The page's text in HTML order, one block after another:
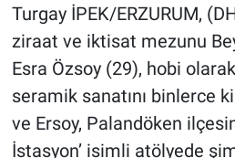
Turgay İPEK/ERZURUM,
ziraat ve iktisat mezunu
Esra Özsoy (29), hobi
seramik sanatını binlerce
ve Ersoy, Palandöken
İstasyon’ isimli atölyede